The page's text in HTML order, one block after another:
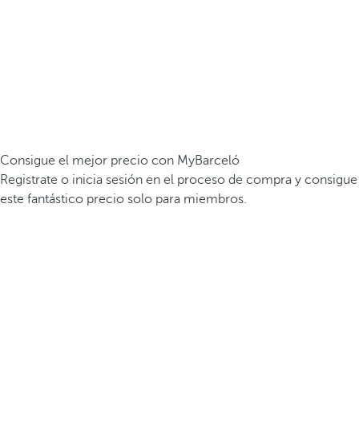
Consigue el mejor precio con MyBarceló
Registrate o inicia sesión en el proceso de compra y consigue
este fantástico precio solo para miembros.